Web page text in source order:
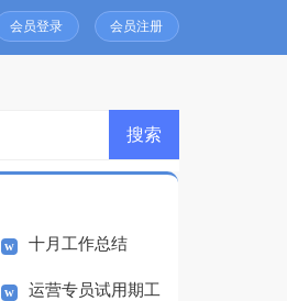
会员登录 会员注册
十月工作总结
运营专员试用期工